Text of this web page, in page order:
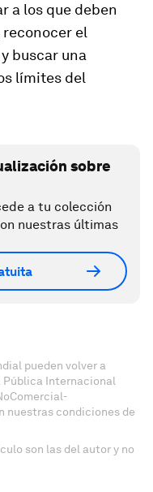
a los que deben
reconocer el
buscar una
límites del
sobre
a tu colección
nuestras últimas
pueden volver a
Pública Internacional
nuestras condiciones de
son las del autor y no